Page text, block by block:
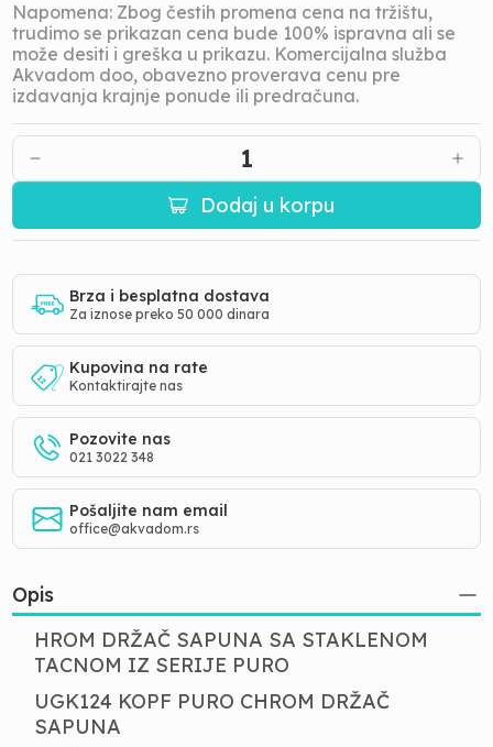
Napomena: Zbog čestih promena cena na tržištu,
trudimo se prikazan cena bude 100% ispravna ali se
može desiti i greška u prikazu. Komercijalna služba
Akvadom doo, obavezno proverava cenu pre
izdavanja krajnje ponude ili predračuna.
1
Dodaj u korpu
Brza i besplatna dostava
Za iznose preko 50 000 dinara
Kupovina na rate
Kontaktirajte nas
Pozovite nas
021 3022 348
Pošaljite nam email
office@akvadom.rs
Opis
HROM DRŽAČ SAPUNA SA STAKLENOM
TACNOM IZ SERIJE PURO
UGK124 KOPF PURO CHROM DRŽAČ
SAPUNA